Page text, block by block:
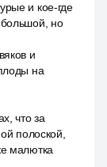
и кое-где
но
и
на
что за
полоской,
малютка